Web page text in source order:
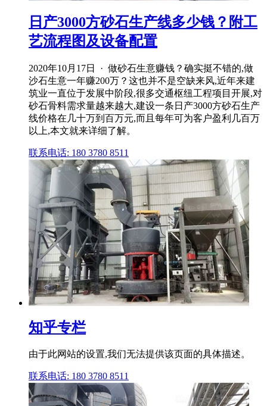
日产3000方砂石生产线多少钱？附工
艺流程图及设备配置
2020年10月17日 · 做砂石生意赚钱？确实挺不错的,做
沙石生意一年赚200万？这也并不是空缺来风,近年来建
筑业一直位于发展中阶段,很多交通枢纽工程项目开展,对
砂石骨料需求量越来越大,建设一条日产3000方砂石生产
线价格在几十万到百万元,而且每年可为客户盈利几百万
以上,本文就来详细了解。
联系电话: 180 3780 8511
知乎专栏
由于此网站的设置,我们无法提供该页面的具体描述。
联系电话: 180 3780 8511